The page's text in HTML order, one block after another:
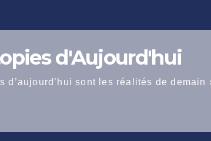
d'Aujourd'hui
d’aujourd’hui sont les réalités de demain